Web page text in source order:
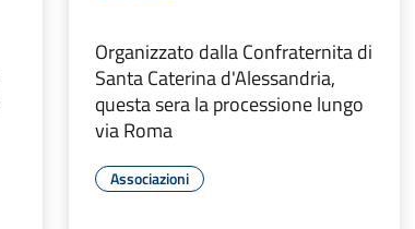
Organizzato dalla Confraternita di
Santa Caterina d'Alessandria,
questa sera la processione lungo
via Roma
Associazioni